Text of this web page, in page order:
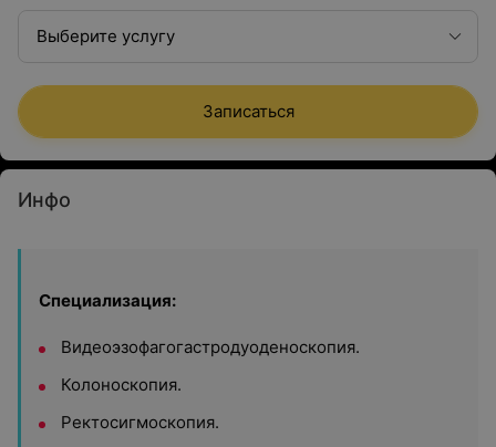
Выберите услугу
Записаться
Инфо
Специализация:
Видеоэзофагогастродуоденоскопия.
Колоноскопия.
Ректосигмоскопия.